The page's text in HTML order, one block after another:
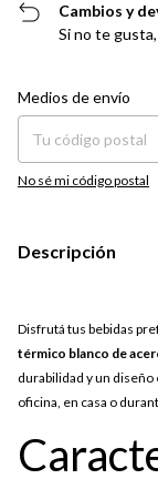
Cambios y
Si no te
Entregas para el CP:
Medios de envío
No sé mi código postal
Descripción
Disfrutá tus bebidas
térmico blanco de
durabilidad y un diseño
oficina, en casa o